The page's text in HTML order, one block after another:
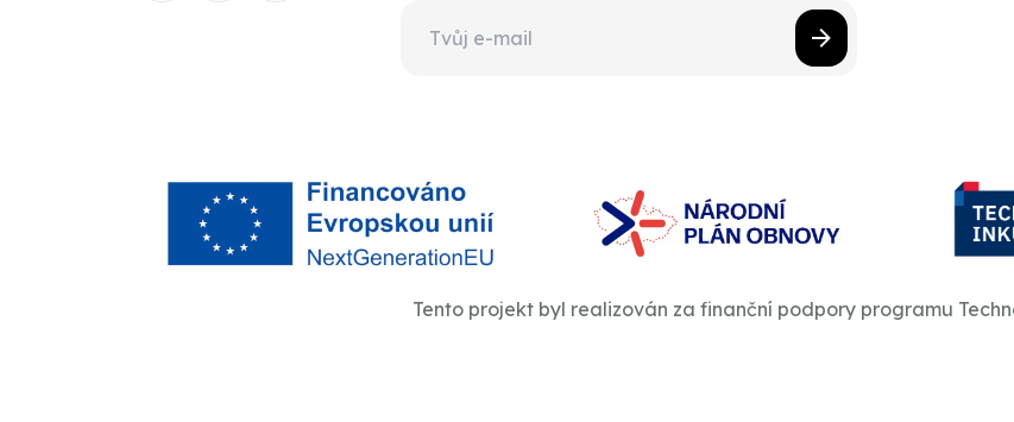
Tento projekt byl realizován za finanční podpory programu